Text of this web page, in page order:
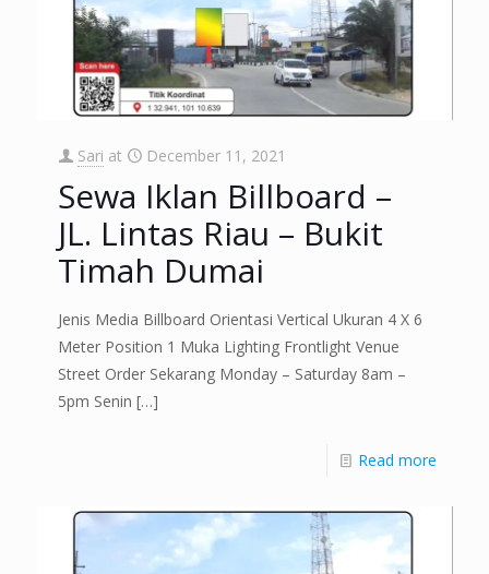
Sari at December 11, 2021
Sewa Iklan Billboard –
JL. Lintas Riau – Bukit
Timah Dumai
Jenis Media Billboard Orientasi Vertical Ukuran 4 X 6
Meter Position 1 Muka Lighting Frontlight Venue
Street Order Sekarang Monday – Saturday 8am –
5pm Senin […]
Read more